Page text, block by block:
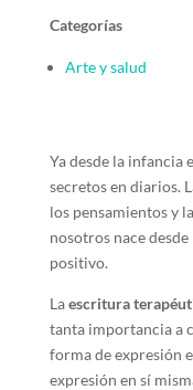
Categorías
Arte y salud
Ya desde la infancia
secretos en diarios.
los pensamientos y
nosotros nace
positivo.
Laescritura
tanta importancia a
forma de expresión
expresión en sí